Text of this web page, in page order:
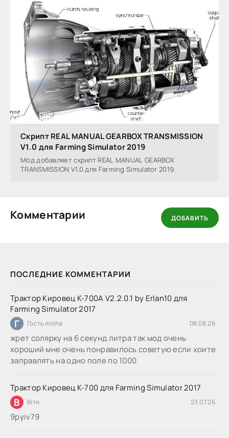
ПОСЛЕДНИЕ КОММЕНТАРИИ
Трактор Кировец К-700А V2.2.0.1 by Erlan10 для
Farming Simulator 2017
Г Гость misha 08.08.26
жрет солярку на 6 секунд литра так мод очень
хороший мне очень понравилось советую если хоите
заправлять на одно поле по 1000
Трактор Кировец К-700 для Farming Simulator 2017
В Вітя 23.07.26
9руіv79
Скрипт REAL MANUAL GEARBOX TRANSMISSION
V1.0 для Farming Simulator 2019
Мод добавляет скрипт REAL MANUAL GEARBOX
TRANSMISSION V1.0 для Farming Simulator 2019.
Комментарии ДОБАВИТЬ